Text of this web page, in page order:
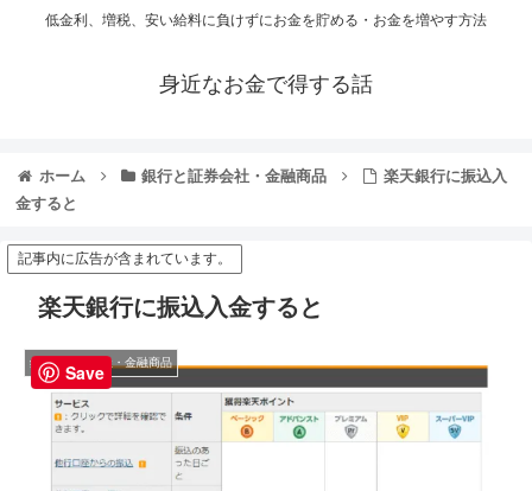
低金利、増税、安い給料に負けずにお金を貯める・お金を増やす方法
身近なお金で得する話
ホーム 銀行と証券会社・金融商品
楽天銀行に振込入
金すると
記事内に広告が含まれています。
楽天銀行に振込入金すると
銀行と証券会社・金融商品
Save